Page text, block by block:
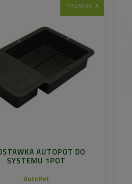
AUTOPOT DO
SYSTEMU 1POT
AutoPot
PROMOCJA